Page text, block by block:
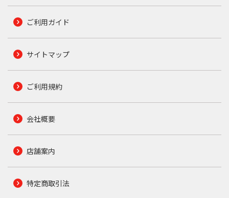
ご利用ガイド
サイトマップ
ご利用規約
会社概要
店舗案内
特定商取引法